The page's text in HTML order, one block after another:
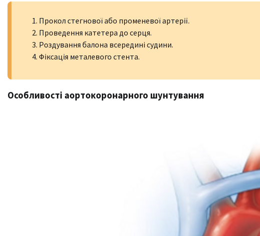
Прокол стегнової або променевої артерії.
Проведення катетера до серця.
Роздування балона всередині судини.
Фіксація металевого стента.
Особливості аортокоронарного шунтування